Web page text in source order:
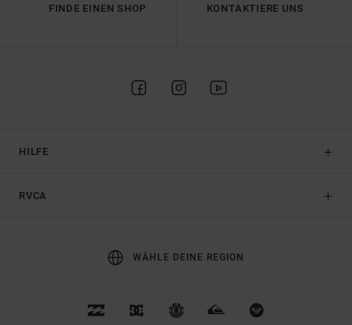
FINDE EINEN SHOP KONTAKTIERE UNS
HILFE
RVCA
WÄHLE DEINE REGION